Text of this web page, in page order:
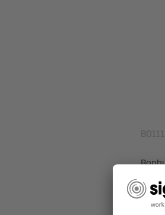
BO111